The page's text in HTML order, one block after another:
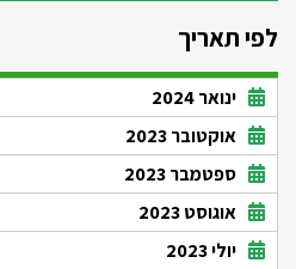
לפי תאריך
ינואר 2024
אוקטובר 2023
ספטמבר 2023
אוגוסט 2023
יולי 2023